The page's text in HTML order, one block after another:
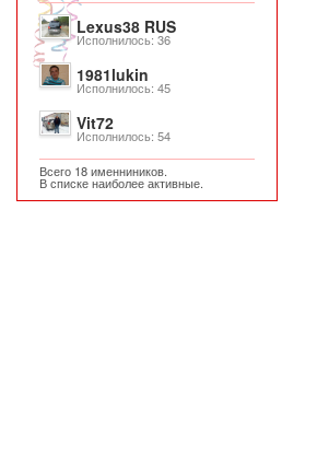
Lexus38 RUS
Исполнилось: 36
1981lukin
Исполнилось: 45
Vit72
Исполнилось: 54
Всего 18 именниников.
В списке наиболее активные.